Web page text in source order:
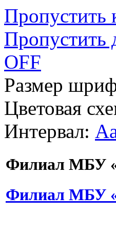
Пропустить
Пропустить
OFF
Размер
Цветовая
Интервал:
Филиал МБУ
Филиал МБУ